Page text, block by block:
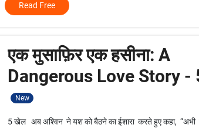
Read Free
एक मुसाफ़िर एक हसीना: A
Dangerous Love Story -
New
5 खेल अब अश्विन ने यश को बैठने का ईशारा करते हुए कहा,